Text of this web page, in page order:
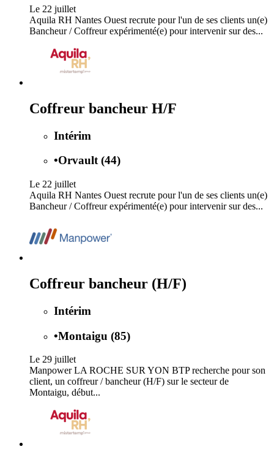
Le 22 juillet
Aquila RH Nantes Ouest recrute pour l'un de ses clients un(e)
Bancheur / Coffreur expérimenté(e) pour intervenir sur des...
Coffreur bancheur H/F
Intérim
•Orvault (44)
Le 22 juillet
Aquila RH Nantes Ouest recrute pour l'un de ses clients un(e)
Bancheur / Coffreur expérimenté(e) pour intervenir sur des...
Coffreur bancheur (H/F)
Intérim
•Montaigu (85)
Le 29 juillet
Manpower LA ROCHE SUR YON BTP recherche pour son
client, un coffreur / bancheur (H/F) sur le secteur de
Montaigu, début...